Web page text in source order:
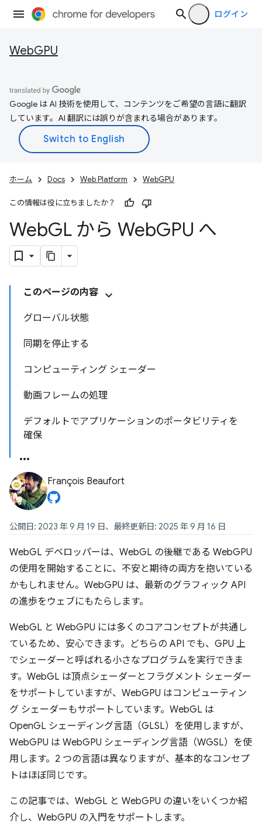
ログイン
WebGPU
Google は AI 技術を使用して、コンテンツをご希望の言語に翻訳
しています。AI 翻訳には誤りが含まれる場合があります。
ホーム Docs Web Platform WebGPU
この情報は役に立ちましたか？
WebGL から WebGPU へ
このページの内容
グローバル状態
同期を停止する
コンピューティング シェーダー
動画フレームの処理
デフォルトでアプリケーションのポータビリティを
確保
François Beaufort
公開日: 2023 年 9 月 19 日、最終更新日: 2025 年 9 月 16 日
WebGL デベロッパーは、WebGL の後継である WebGPU
の使用を開始することに、不安と期待の両方を抱いている
かもしれません。WebGPU は、最新のグラフィック API
の進歩をウェブにもたらします。
WebGL と WebGPU には多くのコアコンセプトが共通し
ているため、安心できます。どちらの API でも、GPU 上
でシェーダーと呼ばれる小さなプログラムを実行できま
す。WebGL は頂点シェーダーとフラグメント シェーダー
をサポートしていますが、WebGPU はコンピューティン
グ シェーダーもサポートしています。WebGL は
OpenGL シェーディング言語（GLSL）を使用しますが、
WebGPU は WebGPU シェーディング言語（WGSL）を使
用します。2 つの言語は異なりますが、基本的なコンセプ
トはほぼ同じです。
この記事では、WebGL と WebGPU の違いをいくつか紹
介し、WebGPU の入門をサポートします。